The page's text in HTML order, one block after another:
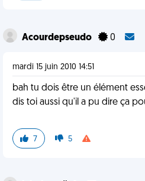
Acourdepseudo 0
mardi 15 juin 2010 14:51
bah tu dois être un élément
dis toi aussi qu'il a pu dire ça
7 5